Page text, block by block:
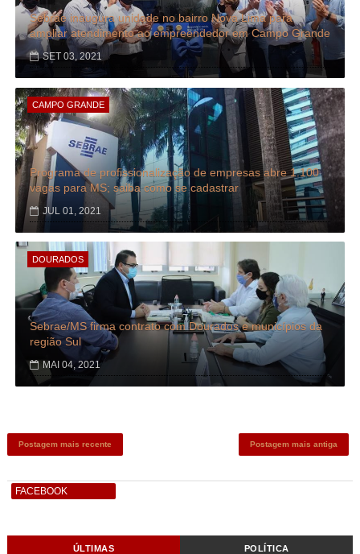
Sebrae inaugura unidade no bairro Nova Lima para
ampliar atendimento ao empreendedor em Campo Grande
SET 03, 2021
CAMPO GRANDE
Programa de profissionalização de empresas abre 1.100
vagas para MS; saiba como se cadastrar
JUL 01, 2021
DOURADOS
Sebrae/MS firma contrato com Dourados e municípios da
região Sul
MAI 04, 2021
Postagem mais recente Postagem mais antiga
FACEBOOK
ÚLTIMAS POLÍTICA